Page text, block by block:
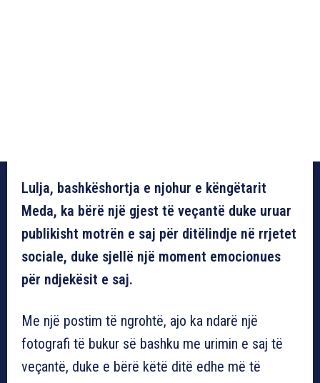
Lulja, bashkëshortja e njohur e këngëtarit
Meda, ka bërë një gjest të veçantë duke uruar
publikisht motrën e saj për ditëlindje në rrjetet
sociale, duke sjellë një moment emocionues
për ndjekësit e saj.
Me një postim të ngrohtë, ajo ka ndarë një
fotografi të bukur së bashku me urimin e saj të
veçantë, duke e bërë këtë ditë edhe më të